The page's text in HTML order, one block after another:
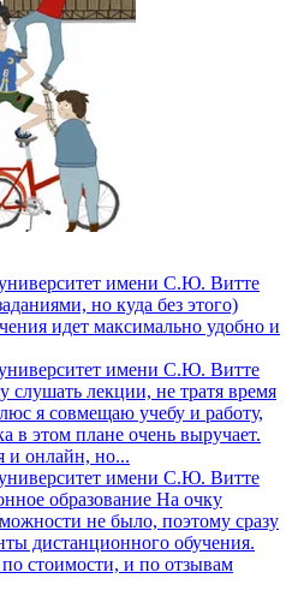
имени С.Ю. Витте
но куда без этого)
идет максимально удобно и
имени С.Ю. Витте
слушать лекции, не тратя время
я совмещаю учебу и работу,
в этом плане очень выручает.
и онлайн, но...
имени С.Ю. Витте
образование На очку
не было, поэтому сразу
дистанционного обучения.
стоимости, и по отзывам